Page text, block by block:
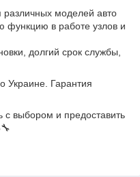
различных моделей авто
функцию в работе узлов и
долгий срок службы,
Украине. Гарантия
с выбором и предоставить